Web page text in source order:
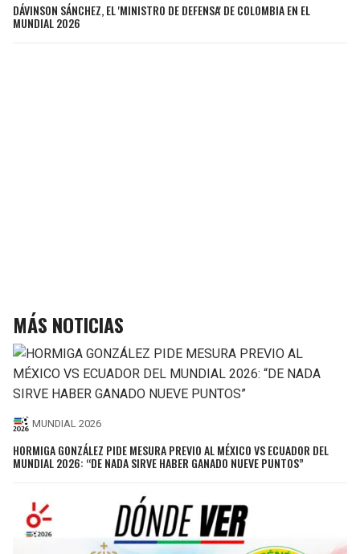
DÁVINSON SÁNCHEZ, EL 'MINISTRO DE DEFENSA' DE COLOMBIA EN EL
MUNDIAL 2026
MÁS NOTICIAS
MUNDIAL 2026
HORMIGA GONZÁLEZ PIDE MESURA PREVIO AL MÉXICO VS ECUADOR DEL
MUNDIAL 2026: “DE NADA SIRVE HABER GANADO NUEVE PUNTOS”